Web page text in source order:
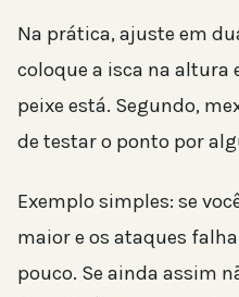
Na prática, ajuste em
coloque a isca na altura
peixe está. Segundo,
de testar o ponto por
Exemplo simples: se
maior e os ataques
pouco. Se ainda assim